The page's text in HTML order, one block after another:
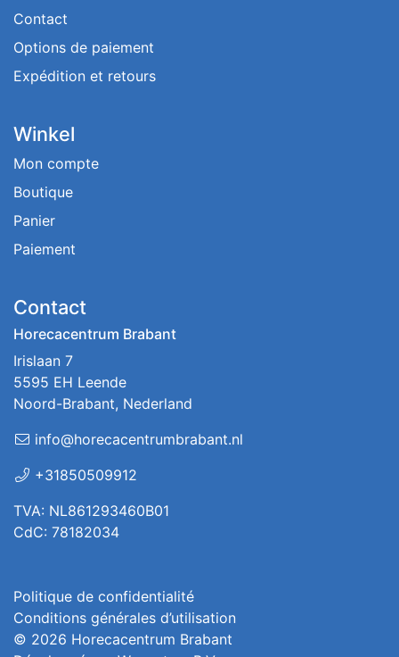
Contact
Options de paiement
Expédition et retours
Winkel
Mon compte
Boutique
Panier
Paiement
Contact
Horecacentrum Brabant
Irislaan 7
5595 EH Leende
Noord-Brabant, Nederland
info@horecacentrumbrabant.nl
+31850509912
TVA: NL861293460B01
CdC: 78182034
Politique de confidentialité
Conditions générales d’utilisation
© 2026 Horecacentrum Brabant